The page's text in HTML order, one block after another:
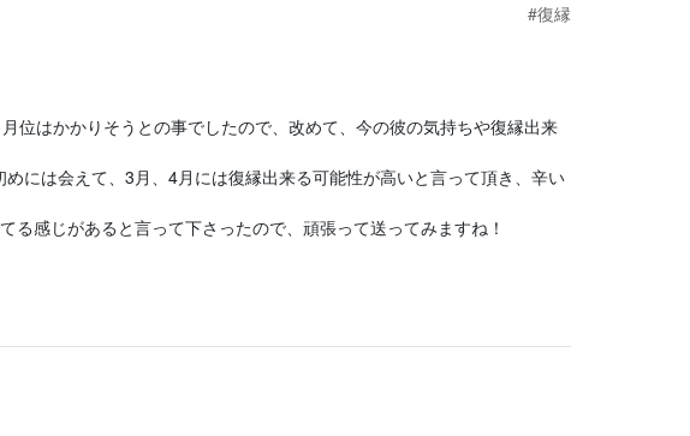
#復縁
位はかかりそうとの事でしたので、改めて、今の彼の気持ちや復縁出来
には会えて、3月、4月には復縁出来る可能性が高いと言って頂き、辛い
感じがあると言って下さったので、頑張って送ってみますね！